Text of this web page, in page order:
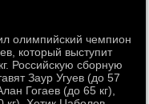
олимпийский чемпион
который выступит
Российскую сборную
Заур Угуев (до 57
Гогаев (до 65 кг),